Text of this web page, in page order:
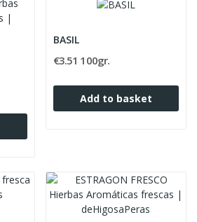
BASIL
€3.51 100gr.
Add to basket